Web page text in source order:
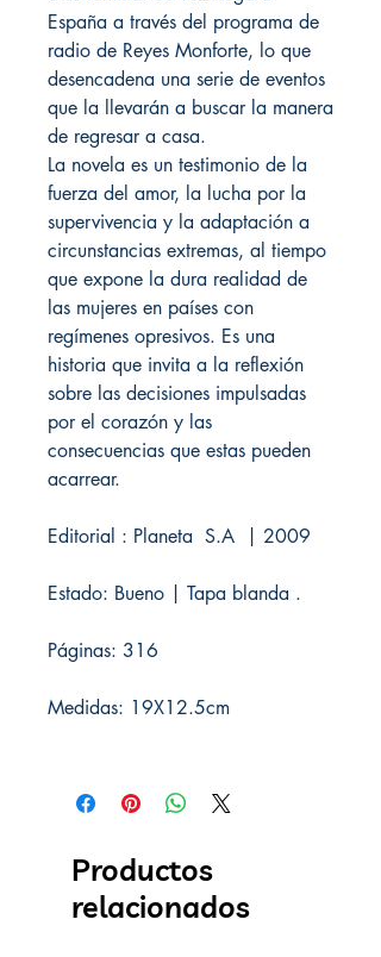
España a través del programa de
radio de Reyes Monforte, lo que
desencadena una serie de eventos
que la llevarán a buscar la manera
de regresar a casa.
La novela es un testimonio de la
fuerza del amor, la lucha por la
supervivencia y la adaptación a
circunstancias extremas, al tiempo
que expone la dura realidad de
las mujeres en países con
regímenes opresivos. Es una
historia que invita a la reflexión
sobre las decisiones impulsadas
por el corazón y las
consecuencias que estas pueden
acarrear.
Editorial : Planeta S.A | 2009
Estado: Bueno | Tapa blanda .
Páginas: 316
Medidas: 19X12.5cm
Productos
relacionados